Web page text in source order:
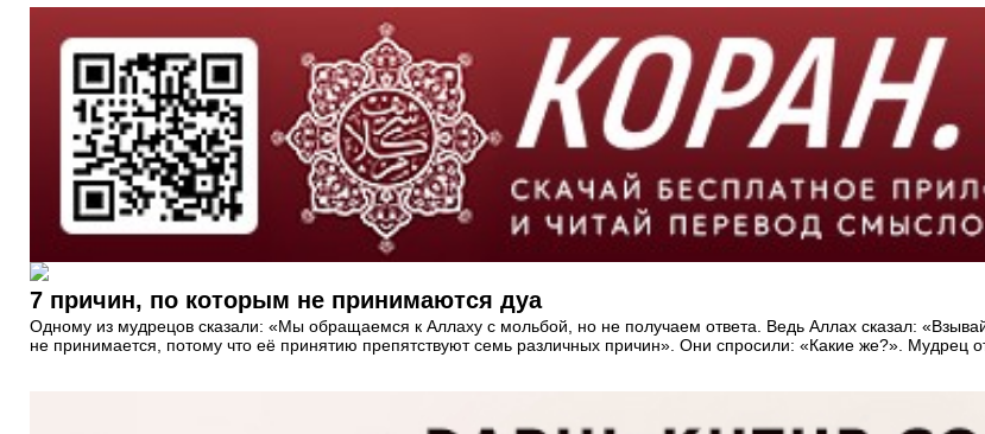
7 причин, по которым не принимаются дуа
Одному из мудрецов сказали: «Мы обращаемся к Аллаху с мольбой, но не получаем ответа. Ведь Аллах сказал:
не принимается, потому что её принятию препятствуют семь различных причин». Они спросили: «Какие же?». Мудрец